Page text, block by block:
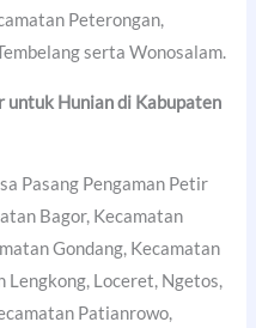
Peterongan,
serta Wonosalam.
untuk Hunian di Kabupaten
Pasang Pengaman Petir
Bagor, Kecamatan
Gondang, Kecamatan
Loceret, Ngetos,
Patianrowo,